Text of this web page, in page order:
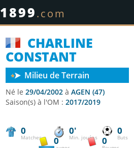
1899.com
CHARLINE
CONSTANT
Milieu de Terrain
Né le 29/04/2002 à AGEN (47)
Saison(s) à l'OM : 2017/2019
0
Matches
0'
Min. jouées
0
Buts
0 0